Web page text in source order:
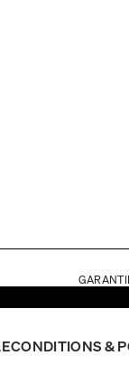
CONDITIONS &